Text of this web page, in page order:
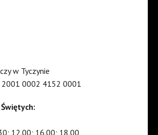
w Tyczynie
0002 4152 0001
12.00; 16.00; 18.00